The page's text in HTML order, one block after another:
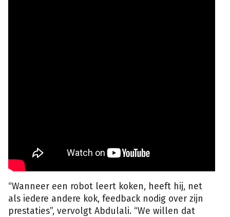
“Wanneer een robot leert koken, heeft hij, net
als iedere andere kok, feedback nodig over zijn
prestaties”, vervolgt Abdulali. “We willen dat